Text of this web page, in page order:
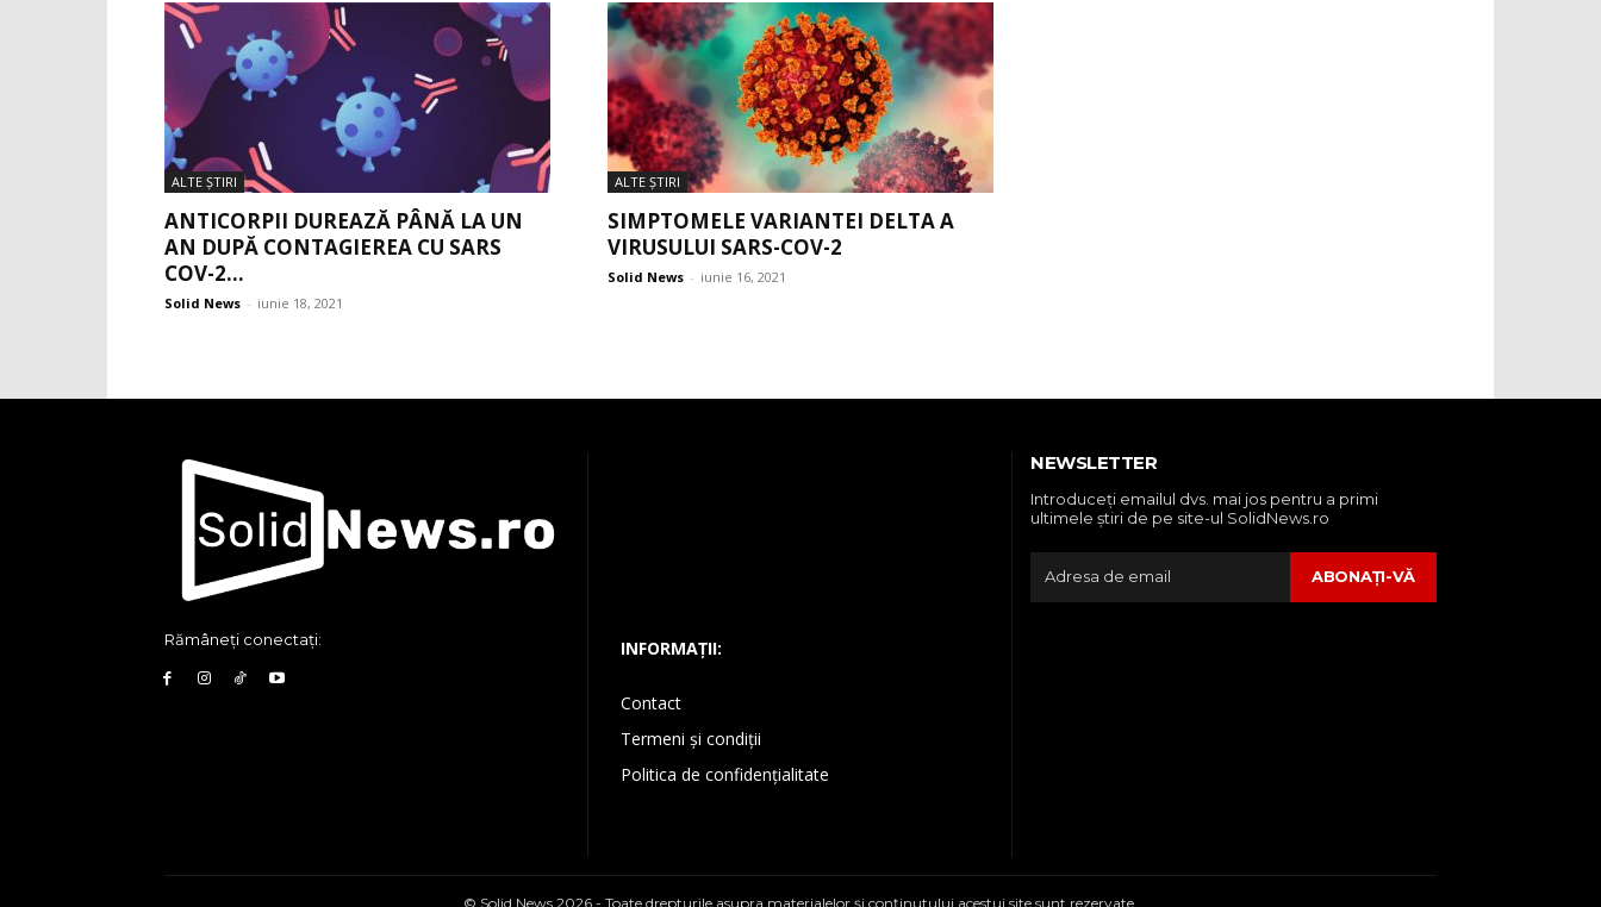
ALTE ŞTIRI
ANTICORPII DUREAZĂ PÂNĂ LA UN
AN DUPĂ CONTAGIEREA CU SARS
COV-2...
Solid News - iunie 18, 2021
ALTE ŞTIRI
SIMPTOMELE VARIANTEI DELTA A
VIRUSULUI SARS-COV-2
Solid News - iunie 16, 2021
Rămâneți conectați: INFORMAȚII:
Contact
Termeni și condiții
Politica de confidențialitate
NEWSLETTER
Introduceţi emailul dvs. mai jos pentru a primi
ultimele ştiri de pe site-ul SolidNews.ro
ABONAŢI-VĂ
© Solid News 2026 - Toate drepturile asupra materialelor şi conţinutului acestui site sunt rezervate.